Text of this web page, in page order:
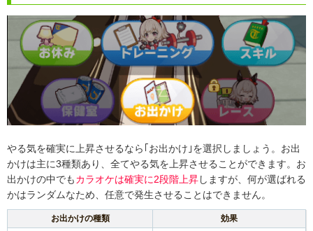
やる気を確実に上昇させるなら｢お出かけ｣を選択しましょう。お出
かけは主に3種類あり、全てやる気を上昇させることができます。お
出かけの中でもカラオケは確実に2段階上昇しますが、何が選ばれる
かはランダムなため、任意で発生させることはできません。
お出かけの種類 効果